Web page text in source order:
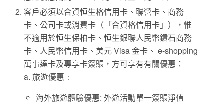
客戶必須以合資恒生格信用卡、聯營卡、商務
卡、公司卡或消費卡（「合資格信用卡」），惟
不適用於恒生保柏卡、恒生銀聯人民幣鑽石商務
卡、人民幣信用卡、美元 Visa 金卡、 e-shopping
萬事達卡及專享卡簽賬，方可享有有關優惠：
a. 旅遊優惠﹕
海外旅遊體驗優惠: 外遊活動單一簽賬淨值